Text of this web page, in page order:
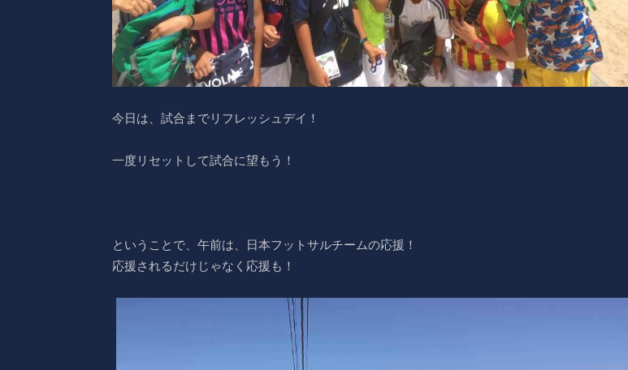
今日は、試合までリフレッシュデイ！
一度リセットして試合に望もう！
ということで、午前は、日本フットサルチームの応援！
応援されるだけじゃなく応援も！